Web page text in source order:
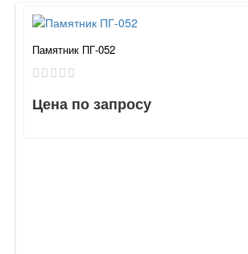
Памятник ПГ-052
Цена по запросу